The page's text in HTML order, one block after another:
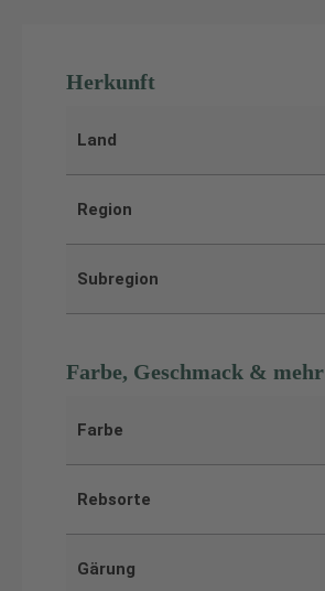
Herkunft
Land
Region
Subregion
Farbe, Geschmack & mehr
Farbe
Rebsorte
Gärung